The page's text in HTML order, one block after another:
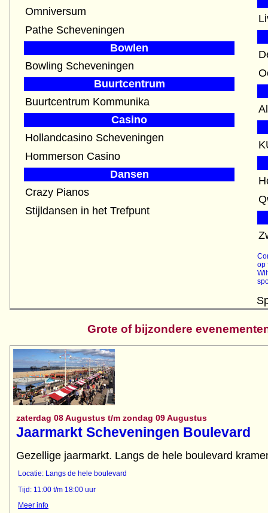
Omniversum
Pathe Scheveningen
Bowlen
Bowling Scheveningen
Buurtcentrum
Buurtcentrum Kommunika
Casino
Hollandcasino Scheveningen
Hommerson Casino
Dansen
Crazy Pianos
Stijldansen in het Trefpunt
op
Grote of bijzondere
zaterdag 08 Augustus t/m zondag 09 Augustus
Jaarmarkt Scheveningen Boulevard
Gezellige jaarmarkt. Langs de hele boulevard
Locatie: Langs de hele boulevard
Tijd: 11:00 t/m 18:00 uur
Meer info